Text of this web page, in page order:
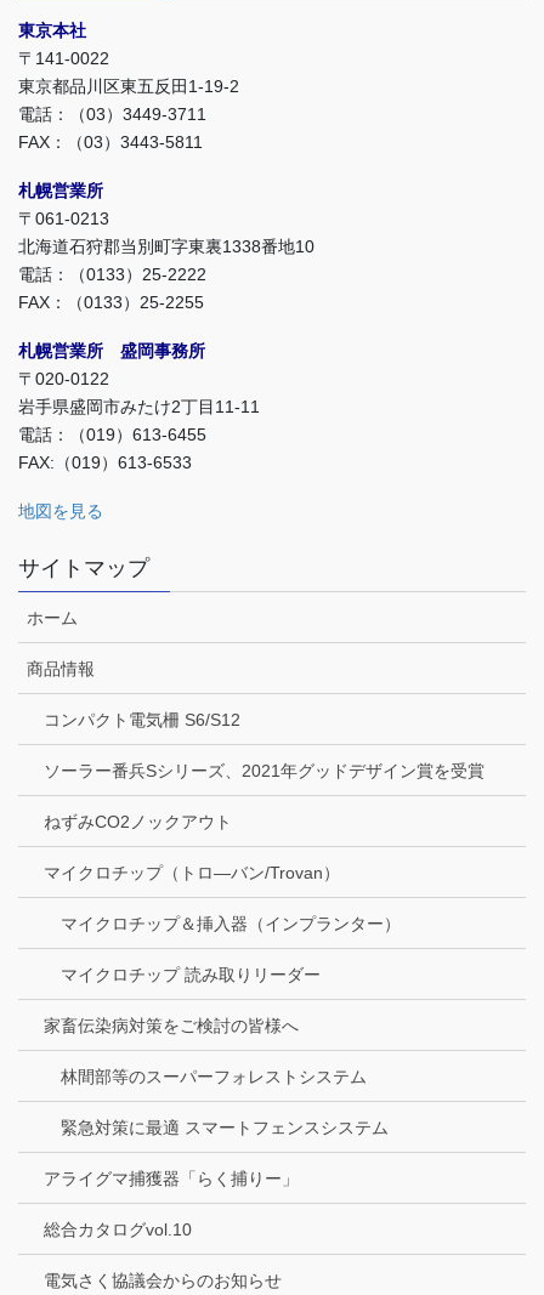
東京本社
〒141-0022
東京都品川区東五反田1-19-2
電話：（03）3449-3711
FAX：（03）3443-5811
札幌営業所
〒061-0213
北海道石狩郡当別町字東裏1338番地10
電話：（0133）25-2222
FAX：（0133）25-2255
札幌営業所 盛岡事務所
〒020-0122
岩手県盛岡市みたけ2丁目11-11
電話：（019）613-6455
FAX:（019）613-6533
地図を見る
サイトマップ
ホーム
商品情報
コンパクト電気柵 S6/S12
ソーラー番兵Sシリーズ、2021年グッドデザイン賞を受賞
ねずみCO2ノックアウト
マイクロチップ（トロ―バン/Trovan）
マイクロチップ＆挿入器（インプランター）
マイクロチップ 読み取りリーダー
家畜伝染病対策をご検討の皆様へ
林間部等のスーパーフォレストシステム
緊急対策に最適 スマートフェンスシステム
アライグマ捕獲器「らく捕りー」
総合カタログvol.10
電気さく協議会からのお知らせ